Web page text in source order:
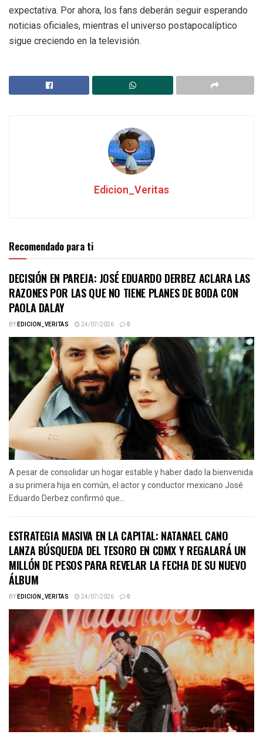
expectativa. Por ahora, los fans deberán seguir esperando
noticias oficiales, mientras el universo postapocalíptico
sigue creciendo en la televisión.
Edicion_Veritas
Recomendado para ti
DECISIÓN EN PAREJA: JOSÉ EDUARDO DERBEZ ACLARA LAS
RAZONES POR LAS QUE NO TIENE PLANES DE BODA CON
PAOLA DALAY
BYEDICION_VERITAS 24/07/2026 0
A pesar de consolidar un hogar estable y haber dado la bienvenida
a su primera hija en común, el actor y conductor mexicano José
Eduardo Derbez confirmó que...
ESTRATEGIA MASIVA EN LA CAPITAL: NATANAEL CANO
LANZA BÚSQUEDA DEL TESORO EN CDMX Y REGALARÁ UN
MILLÓN DE PESOS PARA REVELAR LA FECHA DE SU NUEVO
ÁLBUM
BYEDICION_VERITAS 24/07/2026 0